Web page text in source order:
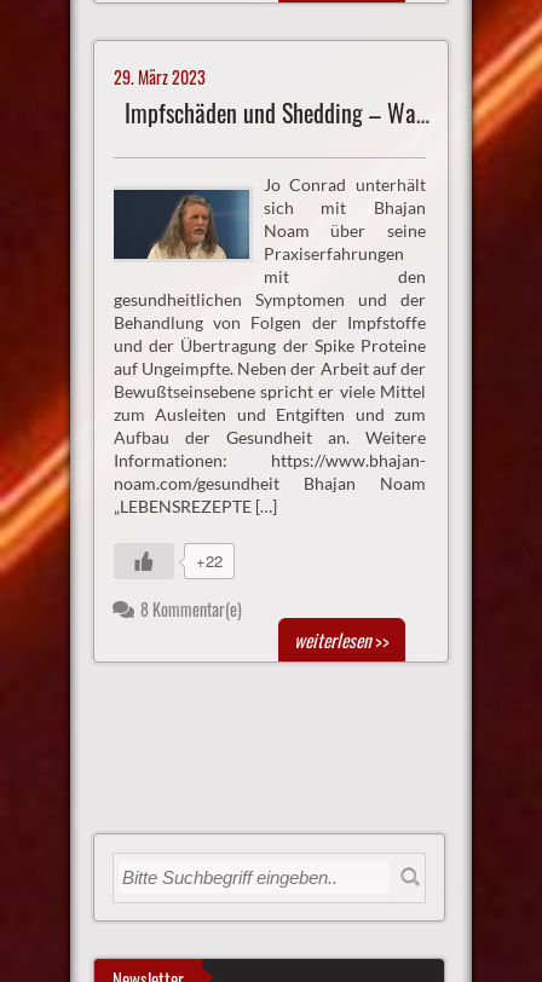
29. März 2023
Impfschäden und Shedding – Was kann man tun?
Jo Conrad unterhält
sich mit Bhajan
Noam über seine
Praxiserfahrungen
mit den
gesundheitlichen Symptomen und der
Behandlung von Folgen der Impfstoffe
und der Übertragung der Spike Proteine
auf Ungeimpfte. Neben der Arbeit auf der
Bewußtseinsebene spricht er viele Mittel
zum Ausleiten und Entgiften und zum
Aufbau der Gesundheit an. Weitere
Informationen: https://www.bhajan-
noam.com/gesundheit Bhajan Noam
„LEBENSREZEPTE […]
+22
8 Kommentar(e)
weiterlesen>>